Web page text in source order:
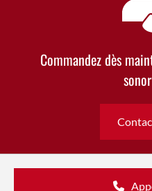
Commandez dès